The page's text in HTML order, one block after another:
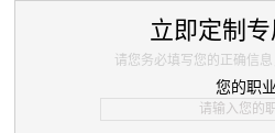
立即定制
请您务必填写您的正确信
您的职业